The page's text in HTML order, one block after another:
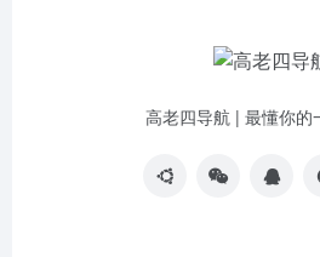
高老四导航 | 最懂你的